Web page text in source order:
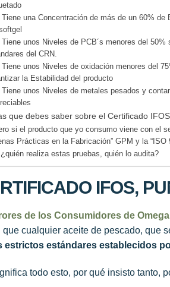
una Concentración de más de un 60% de
unos Niveles de PCB´s menores del 50%
del CRN.
unos Niveles de oxidación menores del
la Estabilidad del producto
unos Niveles de metales pesados y
que debes saber sobre el Certificado IFOS
si el producto que yo consumo viene con el
Prácticas en la Fabricación” GPM y la “ISO
realiza estas pruebas, quién lo audita?
IFOS,
de los Consumidores de
que cualquier aceite de pescado, que
estrictos estándares establecidos
todo esto, por qué insisto tanto,